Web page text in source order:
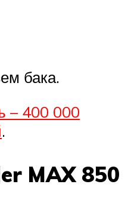
бака.
– 400 000
.
MAX 850